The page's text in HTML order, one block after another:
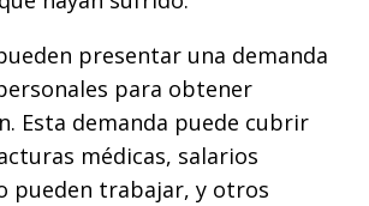
presentar una demanda
para obtener
Esta demanda puede cubrir
médicas, salarios
pueden trabajar, y otros